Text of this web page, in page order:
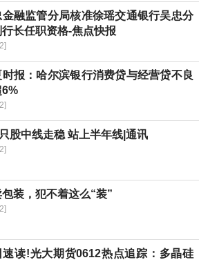
金融监管分局核准徐瑶交通银行吴忠分
长任职资格-焦点快报
时报：哈尔滨银行消费贷与经营贷不良
股中线走稳 站上半年线|通讯
装，犯不着这么“装”
速读!光大期货0612热点追踪：多晶硅